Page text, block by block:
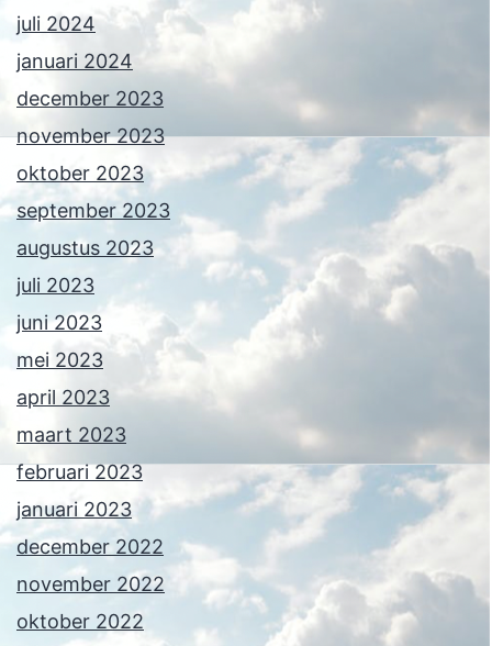
juli 2024
januari 2024
december 2023
november 2023
oktober 2023
september 2023
augustus 2023
juli 2023
juni 2023
mei 2023
april 2023
maart 2023
februari 2023
januari 2023
december 2022
november 2022
oktober 2022